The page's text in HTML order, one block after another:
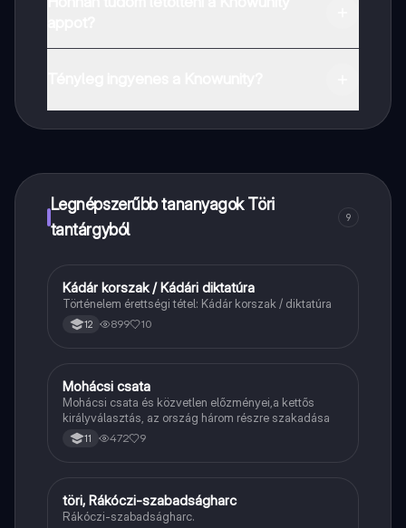
Legnépszerűbb tananyagok Töri
tantárgyból
9
Töri
Kádár korszak / Kádári diktatúra
Történelem érettségi tétel: Kádár korszak / diktatúra
12 899 10
Töri
Mohácsi csata
Mohácsi csata és közvetlen előzményei,a kettős
királyválasztás, az ország három részre szakadása
11 472 9
Töri
töri, Rákóczi-szabadságharc
Rákóczi-szabadságharc.